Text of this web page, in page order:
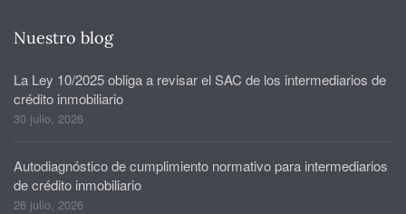
Nuestro blog
La Ley 10/2025 obliga a revisar el SAC de los intermediarios de
crédito inmobiliario
30 julio, 2026
Autodiagnóstico de cumplimiento normativo para intermediarios
de crédito inmobiliario
26 julio, 2026